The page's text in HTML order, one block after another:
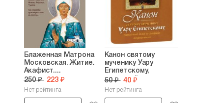
Блаженная Матрона
Московская. Житие.
Акафист....
250 ₽ 223 ₽
Нет рейтинга
Канон святому
мученику Уару
Египетскому,
читаемый...
50 ₽ 40 ₽
Нет рейтинга